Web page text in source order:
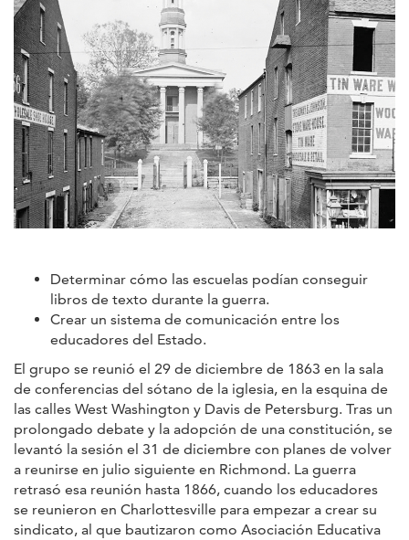
Determinar cómo las escuelas podían conseguir
libros de texto durante la guerra.
Crear un sistema de comunicación entre los
educadores del Estado.
El grupo se reunió el 29 de diciembre de 1863 en la sala
de conferencias del sótano de la iglesia, en la esquina de
las calles West Washington y Davis de Petersburg. Tras un
prolongado debate y la adopción de una constitución, se
levantó la sesión el 31 de diciembre con planes de volver
a reunirse en julio siguiente en Richmond. La guerra
retrasó esa reunión hasta 1866, cuando los educadores
se reunieron en Charlottesville para empezar a crear su
sindicato, al que bautizaron como Asociación Educativa